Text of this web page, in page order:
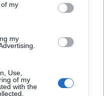
my
my
Use,
of my
with the